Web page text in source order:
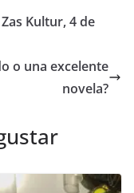
Kultur, 4 de
o una excelente
novela?